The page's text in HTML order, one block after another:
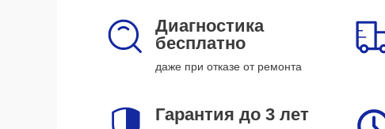
Диагностика
бесплатно
даже при отказе от ремонта
Гарантия до 3 лет